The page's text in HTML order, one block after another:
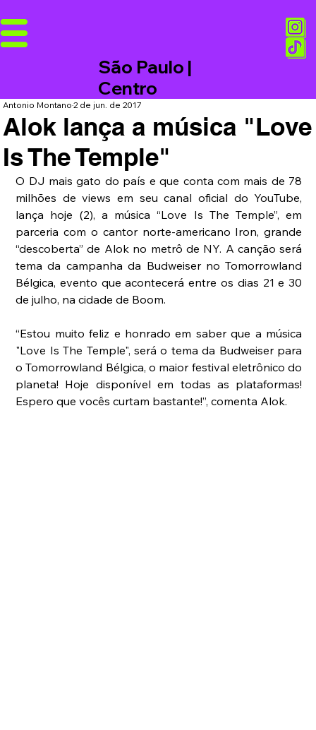
São Paulo |
Centro
Alok lança a música "Love
Is The Temple"
Antonio Montano2 de jun. de 2017
O DJ mais gato do país e que conta com mais de 78
milhões de views em seu canal oficial do YouTube,
lança hoje (2), a música “Love Is The Temple”, em
parceria com o cantor norte-americano Iron, grande
“descoberta” de Alok no metrô de NY. A canção será
tema da campanha da Budweiser no Tomorrowland
Bélgica, evento que acontecerá entre os dias 21 e 30
de julho, na cidade de Boom.
“Estou muito feliz e honrado em saber que a música
"Love Is The Temple", será o tema da Budweiser para
o Tomorrowland Bélgica, o maior festival eletrônico do
planeta! Hoje disponível em todas as plataformas!
Espero que vocês curtam bastante!”, comenta Alok.